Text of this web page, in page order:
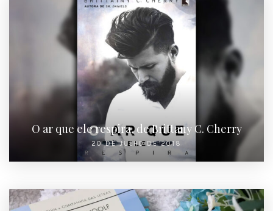
O ar que ele respira, de Brittany C. Cherry
20 DE JULHO DE 2018